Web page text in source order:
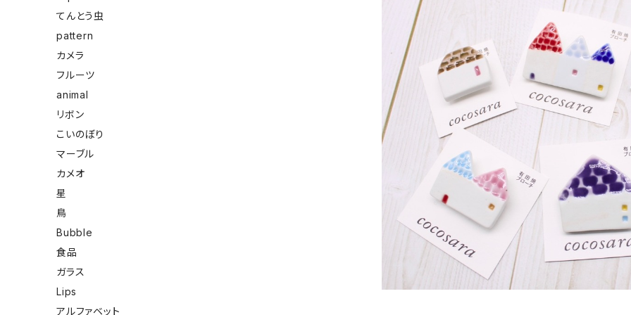
てんとう虫
pattern
カメラ
フルーツ
animal
リボン
こいのぼり
マーブル
カメオ
星
鳥
Bubble
食品
ガラス
Lips
アルファベット